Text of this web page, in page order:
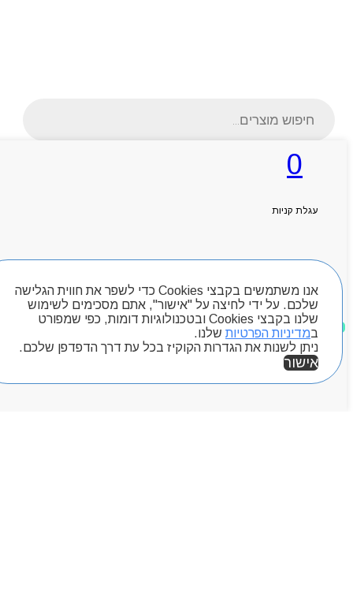
אנו משתמשים בקבצי Cookies כדי לשפר את חווית הגלישה
שלכם. על ידי לחיצה על "אישור", אתם מסכימים לשימוש
שלנו בקבצי Cookies ובטכנולוגיות דומות, כפי שמפורט
במדיניות הפרטיות שלנו.
ניתן לשנות את הגדרות הקוקיז בכל עת דרך הדפדפן שלכם.
אישור
0
עגלת קניות
חיפוש מוצרים
מוצרים שאהבתי
search
ראשי
אודותניו
יצירת קשר
Byou